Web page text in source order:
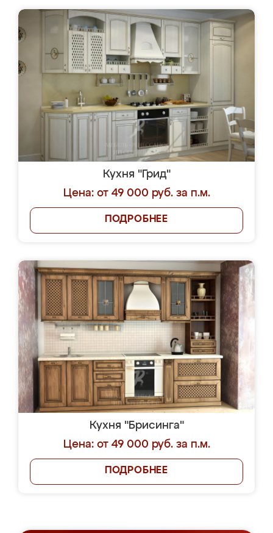
Кухня "Грид"
Цена: от 49 000 руб. за п.м.
ПОДРОБНЕЕ
Кухня "Брисинга"
Цена: от 49 000 руб. за п.м.
ПОДРОБНЕЕ